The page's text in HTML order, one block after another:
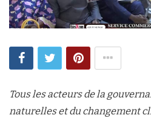
Tous les acteurs de la
naturelles et du changement